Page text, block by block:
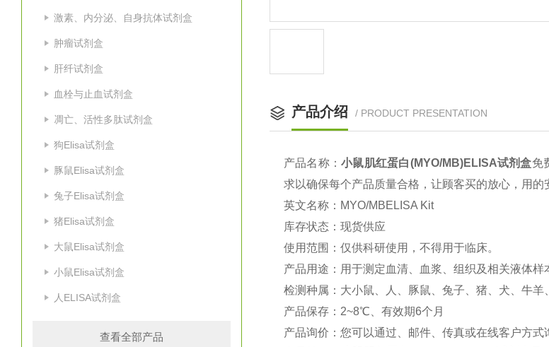
激素、内分泌、自身抗体试剂盒
肿瘤试剂盒
肝纤试剂盒
血栓与止血试剂盒
凋亡、活性多肽试剂盒
狗Elisa试剂盒
豚鼠Elisa试剂盒
兔子Elisa试剂盒
猪Elisa试剂盒
大鼠Elisa试剂盒
小鼠Elisa试剂盒
人ELISA试剂盒
查看全部产品
产品介绍 / PRODUCT PRESENTATION
产品名称：小鼠肌红蛋白(MYO/MB)ELISA试剂盒免
求以确保每个产品质量合格，让顾客买的放心，用的
英文名称： MYO/MBELISA Kit
库存状态：现货供应
使用范围：仅供科研使用，不得用于临床。
产品用途：用于测定血清、血浆、组织及相关液体样
检测种属：大小鼠、人、豚鼠、兔子、猪、犬、牛羊
产品保存： 2~8℃、有效期6个月
产品询价：您可以通过、邮件、传真或在线客户方式